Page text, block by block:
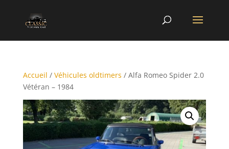
Accueil / Véhicules oldtimers / Alfa Romeo Spider 2.0
Vétéran – 1984